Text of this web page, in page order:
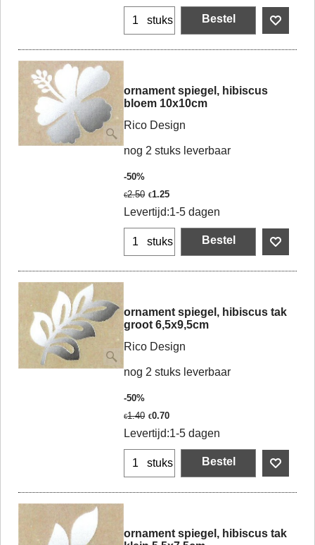
stuks Bestel
ornament spiegel, hibiscus
bloem 10x10cm
Rico Design
nog 2 stuks leverbaar
-50%
€2.50 €1.25
Levertijd:1-5 dagen
stuks Bestel
ornament spiegel, hibiscus tak
groot 6,5x9,5cm
Rico Design
nog 2 stuks leverbaar
-50%
€1.40 €0.70
Levertijd:1-5 dagen
stuks Bestel
ornament spiegel, hibiscus tak